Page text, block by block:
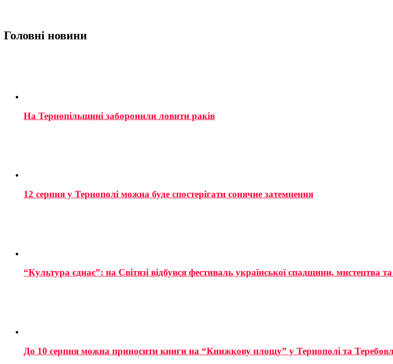
Головні новини
На Тернопільщині заборонили ловити раків
12 серпня у Тернополі можна буде спостерігати сонячне затемнення
“Культура єднає”: на Світязі відбувся фестиваль української спадщини, мистецтва та
До 10 серпня можна приносити книги на “Книжкову площу” у Тернополі та